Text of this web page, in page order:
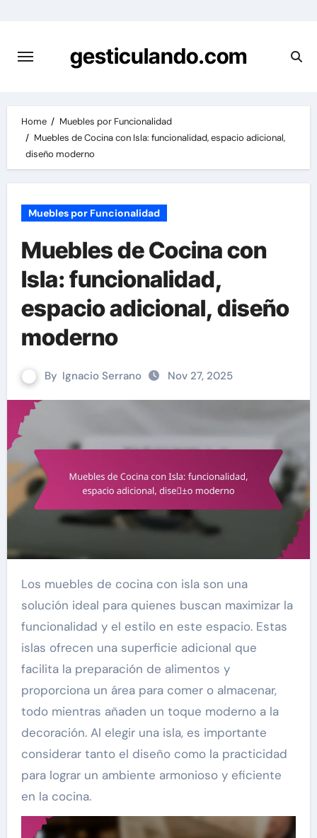
content
gesticulando.com
Home
Muebles por Funcionalidad
Muebles de Cocina con Isla: funcionalidad, espacio adicional,
diseño moderno
Muebles por Funcionalidad
Muebles de Cocina con
Isla: funcionalidad,
espacio adicional, diseño
moderno
By Ignacio Serrano Nov 27, 2025
Los muebles de cocina con isla son una
solución ideal para quienes buscan maximizar la
funcionalidad y el estilo en este espacio. Estas
islas ofrecen una superficie adicional que
facilita la preparación de alimentos y
proporciona un área para comer o almacenar,
todo mientras añaden un toque moderno a la
decoración. Al elegir una isla, es importante
considerar tanto el diseño como la practicidad
para lograr un ambiente armonioso y eficiente
en la cocina.